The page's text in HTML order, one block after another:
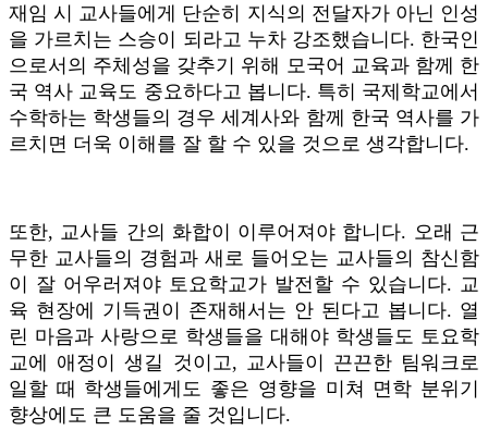
재임 시 교사들에게 단순히 지식의 전달자가 아닌 인성
을 가르치는 스승이 되라고 누차 강조했습니다. 한국인
으로서의 주체성을 갖추기 위해 모국어 교육과 함께 한
국 역사 교육도 중요하다고 봅니다. 특히 국제학교에서
수학하는 학생들의 경우 세계사와 함께 한국 역사를 가
르치면 더욱 이해를 잘 할 수 있을 것으로 생각합니다.
또한, 교사들 간의 화합이 이루어져야 합니다. 오래 근
무한 교사들의 경험과 새로 들어오는 교사들의 참신함
이 잘 어우러져야 토요학교가 발전할 수 있습니다. 교
육 현장에 기득권이 존재해서는 안 된다고 봅니다. 열
린 마음과 사랑으로 학생들을 대해야 학생들도 토요학
교에 애정이 생길 것이고, 교사들이 끈끈한 팀워크로
일할 때 학생들에게도 좋은 영향을 미쳐 면학 분위기
향상에도 큰 도움을 줄 것입니다.